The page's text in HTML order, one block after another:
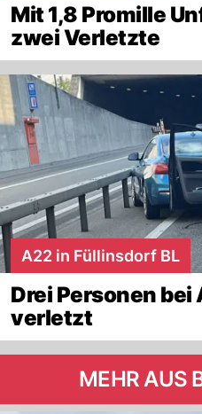
Mit 1,8 Promille
zwei Verletzte
A22 in Füllinsdorf BL
Drei Personen
verletzt
MEHR AUS